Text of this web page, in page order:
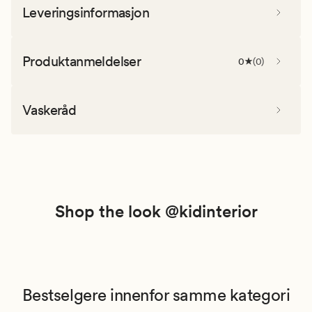
Leveringsinformasjon
Produktanmeldelser 0 (0)
Vaskeråd
Shop the look @kidinterior
Bestselgere innenfor samme kategori